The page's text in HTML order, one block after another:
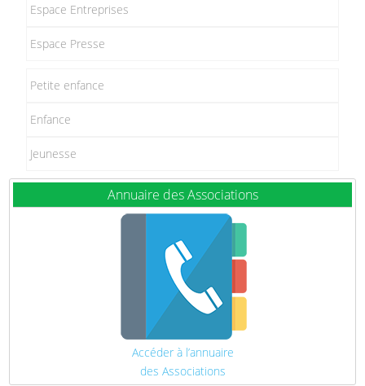
Espace Entreprises
Espace Presse
Petite enfance
Enfance
Jeunesse
Annuaire des Associations
Accéder à l’annuaire
des Associations